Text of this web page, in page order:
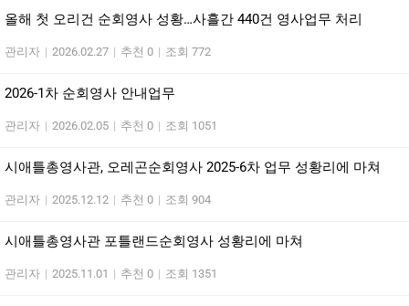
올해 첫 오리건 순회영사 성황…사흘간 440건 영사업무 처리
관리자 | 2026.02.27 | 추천 0 | 조회 772
2026-1차 순회영사 안내업무
관리자 | 2026.02.05 | 추천 0 | 조회 1051
시애틀총영사관, 오레곤순회영사 2025-6차 업무 성황리에 마쳐
관리자 | 2025.12.12 | 추천 0 | 조회 904
시애틀총영사관 포틀랜드순회영사 성황리에 마쳐
관리자 | 2025.11.01 | 추천 0 | 조회 1351